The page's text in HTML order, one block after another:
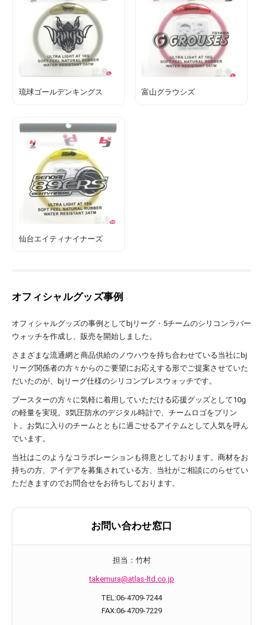
琉球ゴールデンキングス 富山グラウシズ
仙台エイティナイナーズ
オフィシャルグッズ事例
オフィシャルグッズの事例としてbjリーグ・5チームのシリコンラバー
ウォッチを作成し、販売を開始しました。
さまざまな流通網と商品供給のノウハウを持ち合わせている当社にbj
リーグ関係者の方々からのご要望にお応えする形でご提案させていた
だいたのが、bjリーグ仕様のシリコンブレスウォッチです。
ブースターの方々に気軽に着用していただける応援グッズとして10g
の軽量を実現。3気圧防水のデジタル時計で、チームロゴをプリン
ト。お気に入りのチームとともに過ごせるアイテムとして人気を呼ん
でいます。
当社はこのようなコラボレーションも得意としております。商材をお
持ちの方、アイデアを募集されている方、当社がご相談にのらせてい
ただきますのでお問合せをお待ちしております。
お問い合わせ窓口
担当：竹村
takemura@atlas-ltd.co.jp
TEL:06-4709-7244
FAX:06-4709-7229